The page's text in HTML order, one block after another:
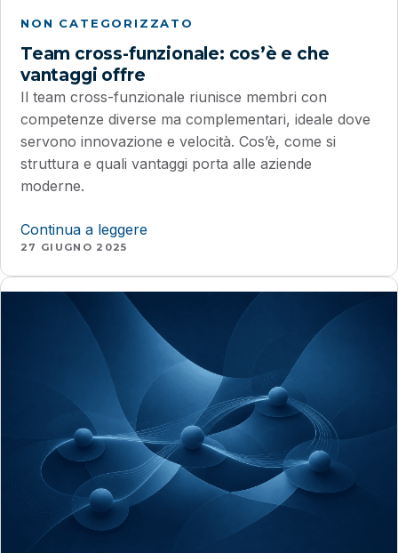
NON CATEGORIZZATO
Team cross-funzionale: cos’è e che
vantaggi offre
Il team cross-funzionale riunisce membri con
competenze diverse ma complementari, ideale dove
servono innovazione e velocità. Cos’è, come si
struttura e quali vantaggi porta alle aziende
moderne.
Continua a leggere
27 GIUGNO 2025